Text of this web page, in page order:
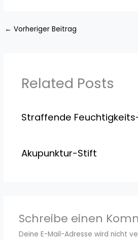
← Vorheriger Beitrag
Related Posts
Straffende
Akupunktur-Stift
Schreibe einen
Deine E-Mail-Adresse wird nicht